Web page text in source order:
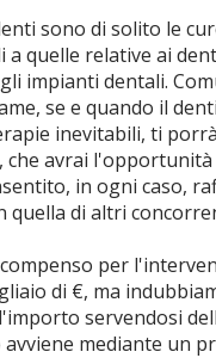
sono di solito le
a quelle relative ai
impianti dentali.
se e quando il
inevitabili, ti
che avrai
in ogni caso,
quella di altri
per
di €, ma
servendosi
avviene mediante un